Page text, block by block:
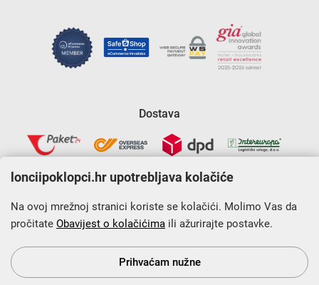
Dostava
Krajnji primatelj financijskog instrumenta sufinanciranog iz
Europskog fonda za regionalni razvoj u sklopu Operativnog
programa „Konkurentnost i kohezija”.
lonciipoklopci.hr upotrebljava kolačiće
Na ovoj mrežnoj stranici koriste se kolačići. Molimo Vas da
pročitate Obavijest o kolačićima ili ažurirajte postavke.
Prihvaćam nužne